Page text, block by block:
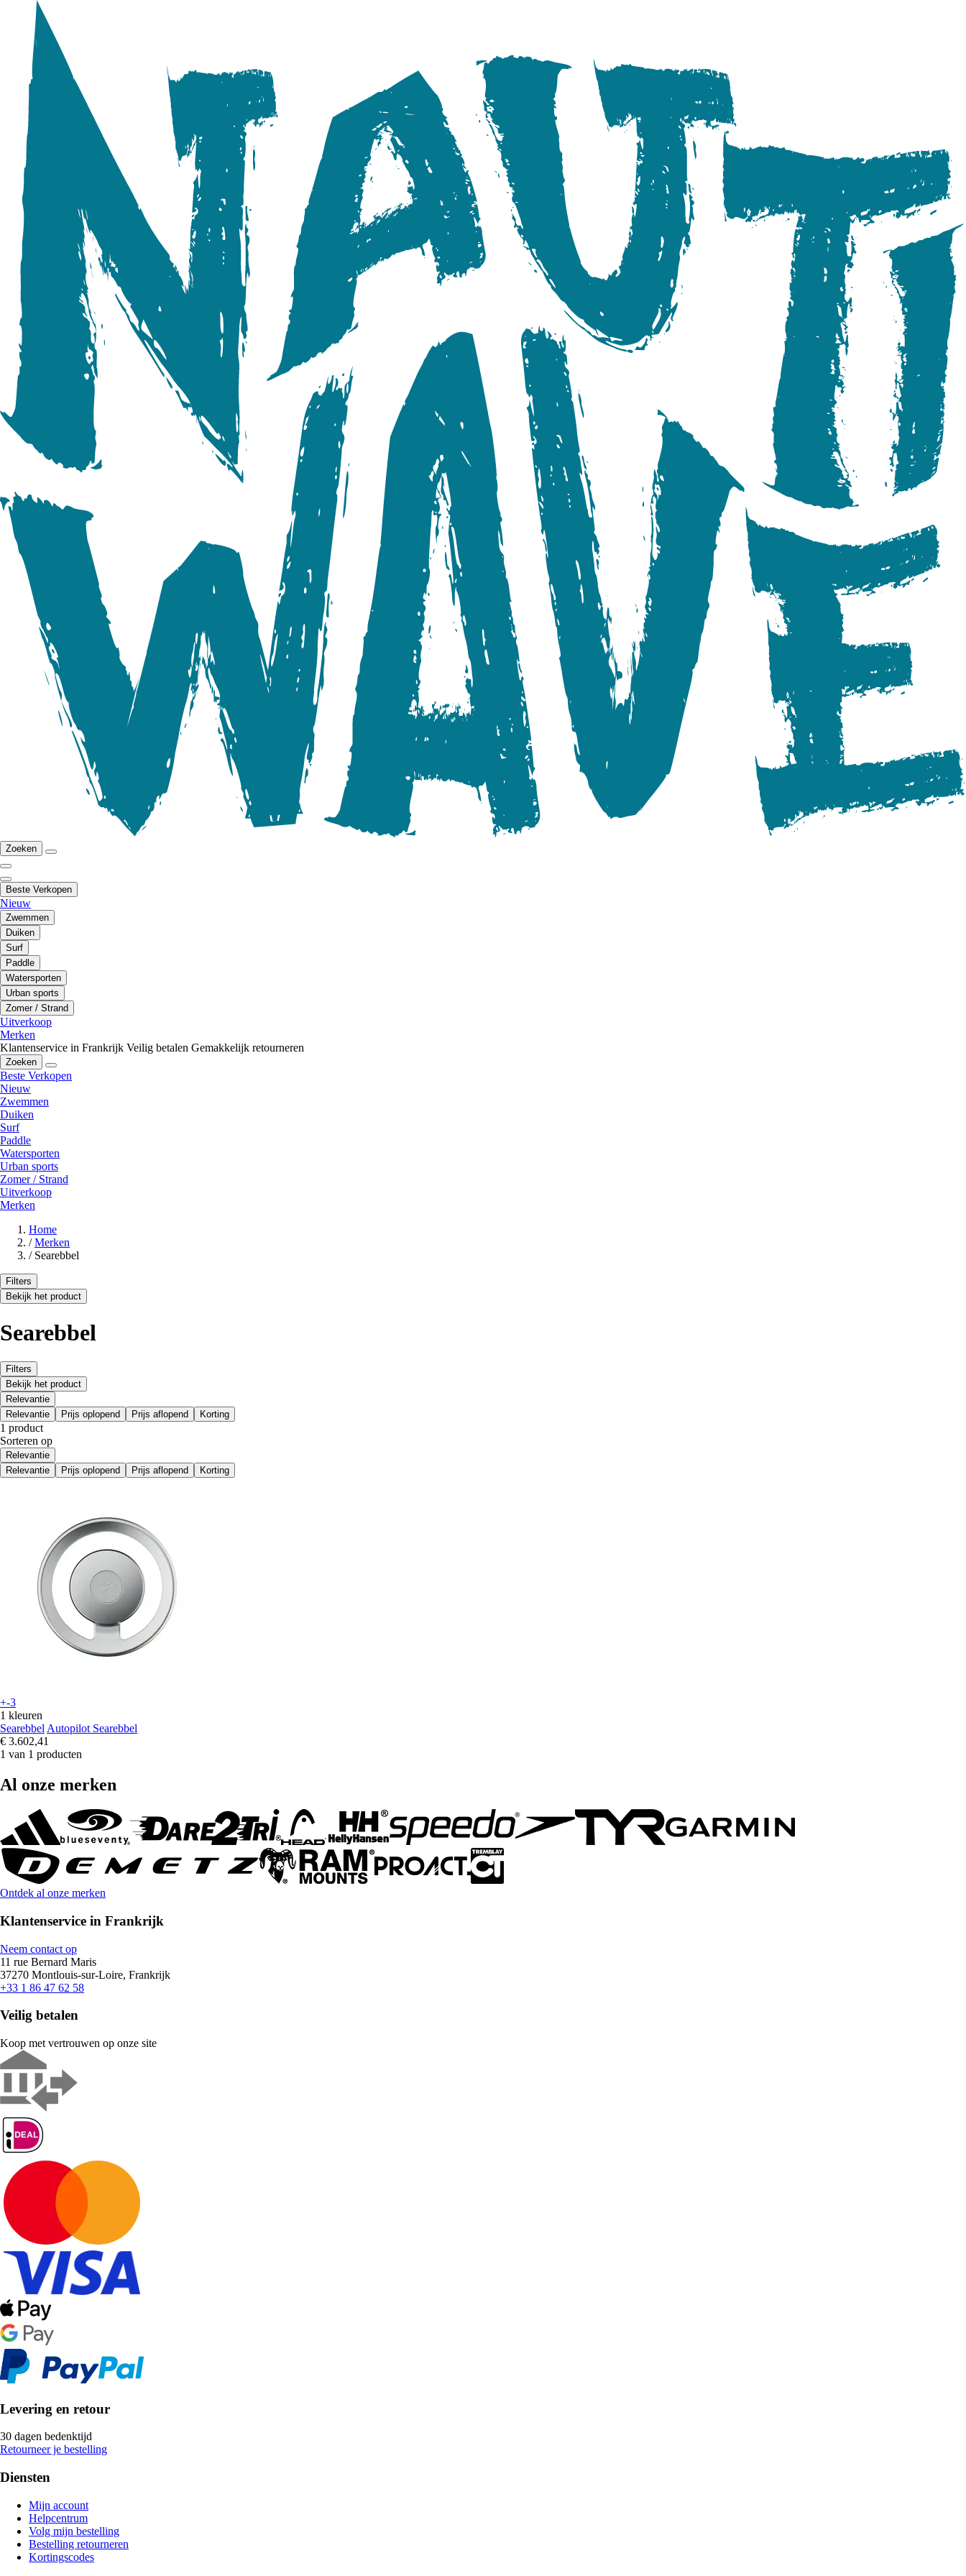
Zoeken
Beste Verkopen
Nieuw
Zwemmen
Duiken
Surf
Paddle
Watersporten
Urban sports
Zomer / Strand
Uitverkoop
Merken
Klantenservice in Frankrijk Veilig betalen Gemakkelijk retourneren
Zoeken
Beste Verkopen
Nieuw
Zwemmen
Duiken
Surf
Paddle
Watersporten
Urban sports
Zomer / Strand
Uitverkoop
Merken
Home
/ Merken
/ Searebbel
Filters
Bekijk het product
Searebbel
Filters
Bekijk het product
Relevantie
Relevantie
Prijs oplopend Prijs aflopend Korting
1 product
Sorteren op
Relevantie
Relevantie
Prijs oplopend Prijs aflopend Korting
+-3
1 kleuren
Searebbel Autopilot Searebbel
€ 3.602,41
1 van 1 producten
Al onze merken
Ontdek al onze merken
Klantenservice in Frankrijk
Neem contact op
11 rue Bernard Maris
37270 Montlouis-sur-Loire, Frankrijk
+33 1 86 47 62 58
Veilig betalen
Koop met vertrouwen op onze site
Levering en retour
30 dagen bedenktijd
Retourneer je bestelling
Diensten
Mijn account
Helpcentrum
Volg mijn bestelling
Bestelling retourneren
Kortingscodes